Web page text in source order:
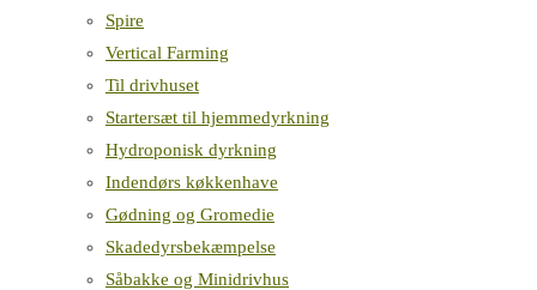
Spire
Vertical Farming
Til drivhuset
Startersæt til hjemmedyrkning
Hydroponisk dyrkning
Indendørs køkkenhave
Gødning og Gromedie
Skadedyrsbekæmpelse
Såbakke og Minidrivhus